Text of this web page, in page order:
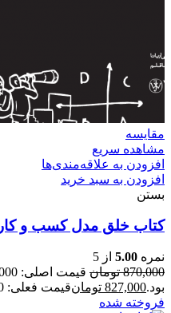
مقایسه
مشاهده سریع
افزودن به علاقه‌مندی‌ها
افزودن به سبد خرید
بستن
کتاب خلق مدل کسب و کار
نمره 5.00 از 5
870,000 تومان
بود.827,000 تومانقیمت فعلی: 827,000 تومان.
فروخته شده